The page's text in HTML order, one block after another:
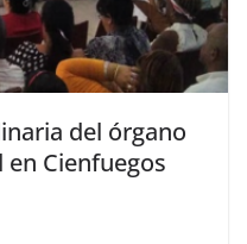
del órgano
Cienfuegos